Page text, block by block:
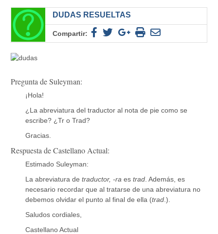
DUDAS RESUELTAS
Compartir:
Pregunta de Suleyman:
¡Hola!
¿La abreviatura del traductor al nota de pie como se
escribe? ¿Tr o Trad?
Gracias.
Respuesta de Castellano Actual:
Estimado Suleyman:
La abreviatura detraductor, -ra estrad . Además, es
necesario recordar que al tratarse de una abreviatura no
debemos olvidar el punto al final de ella (trad .).
Saludos cordiales,
Castellano Actual